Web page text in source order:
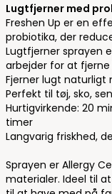
Lugtfjerner med
Freshen Up er en
probiotika, der
Lugtfjerner sprayen
arbejder for at
Fjerner lugt naturligt
Perfekt til tøj, sko,
Hurtigvirkende: 20
timer
Langvarig friskhed,
Sprayen er Allergy
materialer. Ideel til